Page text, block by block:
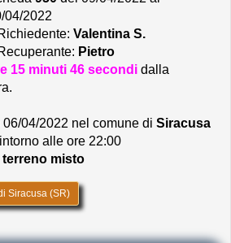
04/2022
Richiedente: Valentina S.
Recuperante: Pietro
15 minuti 46 secondi dalla
04/2022 nel comune di Siracusa
alle ore 22:00
terreno misto
Siracusa (SR)